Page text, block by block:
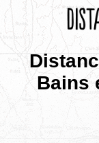
Bains